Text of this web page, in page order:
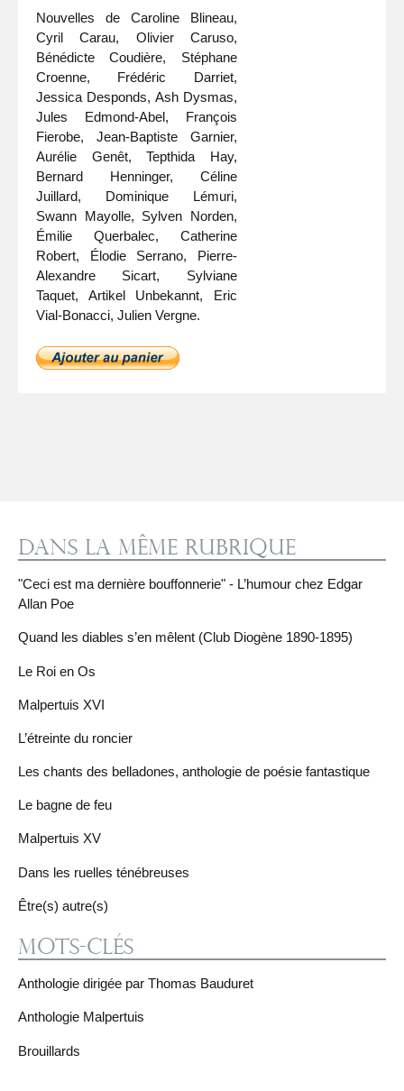
Nouvelles de Caroline Blineau,
Cyril Carau, Olivier Caruso,
Bénédicte Coudière, Stéphane
Croenne, Frédéric Darriet,
Jessica Desponds, Ash Dysmas,
Jules Edmond-Abel, François
Fierobe, Jean-Baptiste Garnier,
Aurélie Genêt, Tepthida Hay,
Bernard Henninger, Céline
Juillard, Dominique Lémuri,
Swann Mayolle, Sylven Norden,
Émilie Querbalec, Catherine
Robert, Élodie Serrano, Pierre-
Alexandre Sicart, Sylviane
Taquet, Artikel Unbekannt, Eric
Vial-Bonacci, Julien Vergne.
Dans la même rubrique
"Ceci est ma dernière bouffonnerie" - L’humour chez Edgar
Allan Poe
Quand les diables s’en mêlent (Club Diogène 1890-1895)
Le Roi en Os
Malpertuis XVI
L’étreinte du roncier
Les chants des belladones, anthologie de poésie fantastique
Le bagne de feu
Malpertuis XV
Dans les ruelles ténébreuses
Être(s) autre(s)
Mots-clés
Anthologie dirigée par Thomas Bauduret
Anthologie Malpertuis
Brouillards